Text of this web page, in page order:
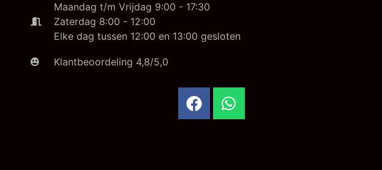
Maandag t/m Vrijdag 9:00 - 17:30
Zaterdag 8:00 - 12:00
Elke dag tussen 12:00 en 13:00 gesloten
Klantbeoordeling 4,8/5,0